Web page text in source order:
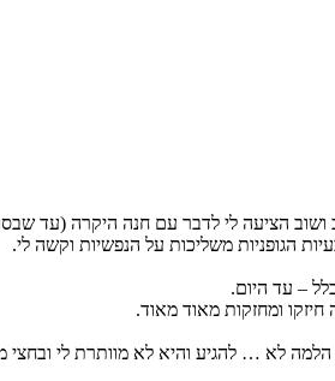
ושוב הציעה לי לדבר עם חנה היקרה (עד
– עד היום.
ומחזקות מאוד מאוד.
לא … להגיע והיא לא מוותרת לי